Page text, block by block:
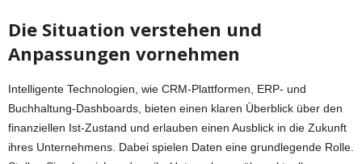
Die Situation verstehen und
Anpassungen vornehmen
Intelligente Technologien, wie CRM-Plattformen, ERP- und
Buchhaltung-Dashboards, bieten einen klaren Überblick über den
finanziellen Ist-Zustand und erlauben einen Ausblick in die Zukunft
ihres Unternehmens. Dabei spielen Daten eine grundlegende Rolle.